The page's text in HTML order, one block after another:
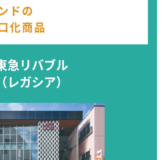
ドの
化商品
急リバブル
（レガシア）